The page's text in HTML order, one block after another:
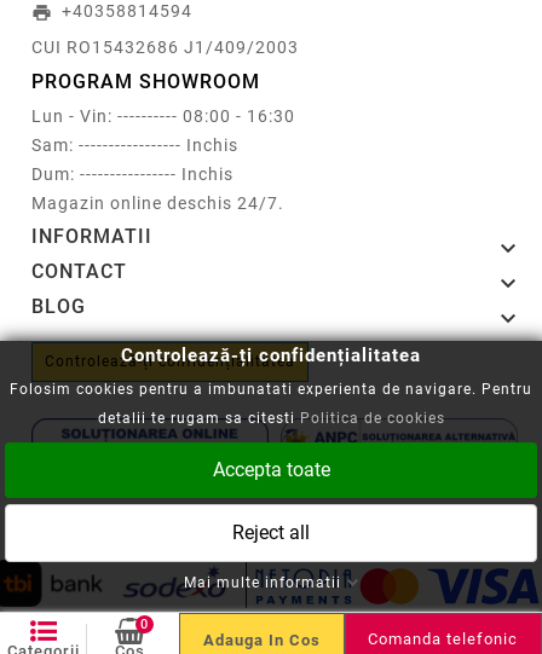
print +40358814594
CUI RO15432686 J1/409/2003
PROGRAM SHOWROOM
Lun - Vin: ---------- 08:00 - 16:30
Sam: ----------------- Inchis
Dum: ---------------- Inchis
Magazin online deschis 24/7.
INFORMATII 
CONTACT 
BLOG 
Controlează-ți confidențialitatea
Copyright © 2008-2026 - Cartuseria.ro
0
Adauga In Cos Comanda telefonic
Controlează-ți confidențialitatea
Folosim cookies pentru a imbunatati experienta de navigare. Pentru
detalii te rugam sa citestiPolitica de cookies
Accepta toate
Reject all
Mai multe informatii